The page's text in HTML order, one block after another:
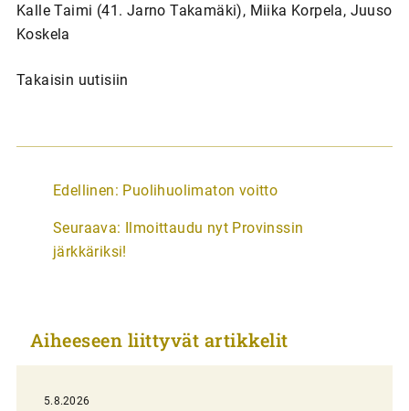
Kalle Taimi (41. Jarno Takamäki), Miika Korpela, Juuso
Koskela
Takaisin uutisiin
A
t
i
e
i
Edellinen: Puolihuolimaton voitto
Seuraava: Ilmoittaudu nyt Provinssin
järkkäriksi!
Aiheeseen liittyvät artikkelit
5.8.2026